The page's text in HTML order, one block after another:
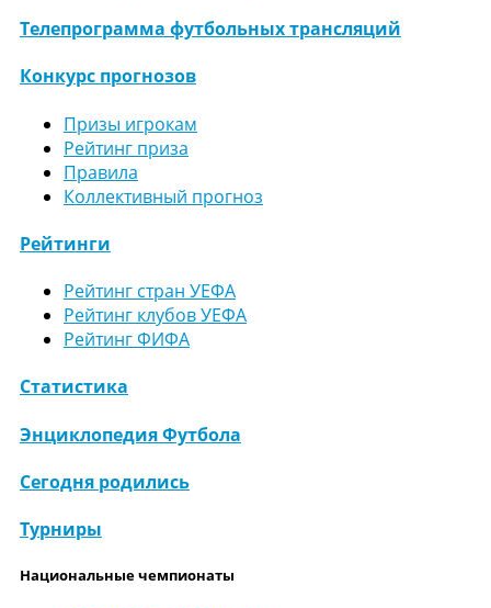
Телепрограмма футбольных трансляций
Конкурс прогнозов
Призы игрокам
Рейтинг приза
Правила
Коллективный прогноз
Рейтинги
Рейтинг стран УЕФА
Рейтинг клубов УЕФА
Рейтинг ФИФА
Статистика
Энциклопедия Футбола
Сегодня родились
Турниры
Национальные чемпионаты